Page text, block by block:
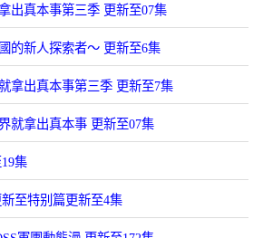
出真本事第三季 更新至07集
的新人探索者～ 更新至6集
拿出真本事第三季 更新至7集
就拿出真本事 更新至07集
集
至特别篇更新至4集